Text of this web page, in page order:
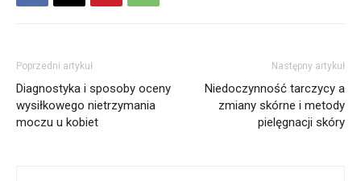
Poprzedni artykuł
Diagnostyka i sposoby oceny
wysiłkowego nietrzymania
moczu u kobiet
Następny artykuł
Niedoczynność tarczycy a
zmiany skórne i metody
pielęgnacji skóry